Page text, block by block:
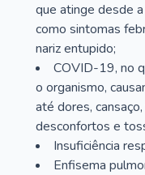
que atinge desde
como sintomas
nariz entupido;
COVID-19, no
o organismo,
até dores,
desconfortos e
Insuficiência
Enfisema